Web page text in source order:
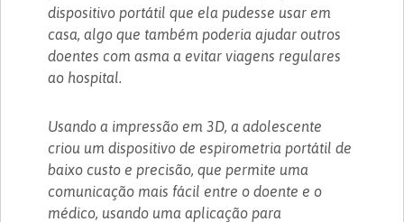
dispositivo portátil que ela pudesse usar em
casa, algo que também poderia ajudar outros
doentes com asma a evitar viagens regulares
ao hospital.
Usando a impressão em 3D, a adolescente
criou um dispositivo de espirometria portátil de
baixo custo e precisão, que permite uma
comunicação mais fácil entre o doente e o
médico, usando uma aplicação para